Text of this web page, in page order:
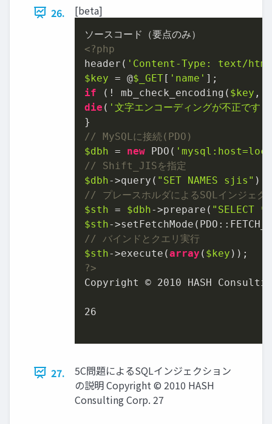
26. [beta]
<?php
header( 'Content-Type: text/
$key = @$_GET[ 'name'
if (! mb_check_encoding( $key ,
die ( '文字エンコーディングが不正です'
// MySQLに接続(PDO)
$dbh = new PDO(
// Shift_JISを指定
$dbh->query( "SET NAMES sjis"
// プレースホルダによるSQLインジェク
$sth = $dbh->prepare( "SELECT *
$sth
// バインドとクエリ実行
$sth->execute(array ( $key
?>
Copyright © 2010 HASH
26
27.
5C問題によるSQLインジェクション
の説明 Copyright © 2010 HASH
Consulting Corp. 27